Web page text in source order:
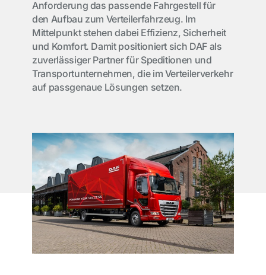
Anforderung das passende Fahrgestell für
den Aufbau zum Verteilerfahrzeug. Im
Mittelpunkt stehen dabei Effizienz, Sicherheit
und Komfort. Damit positioniert sich DAF als
zuverlässiger Partner für Speditionen und
Transportunternehmen, die im Verteilerverkehr
auf passgenaue Lösungen setzen.